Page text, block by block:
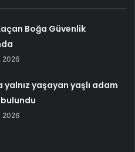
Boğa Güvenlik
2026
yalnız yaşayan yaşlı adam
2026